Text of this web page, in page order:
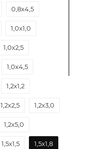
0,8х4,5
1,0х1,0
1,0х2,5
1,0х4,5
1,2х1,2
1,2х2,5 1,2х3,0
1,2х5,0
1,5х1,5 1,5х1,8